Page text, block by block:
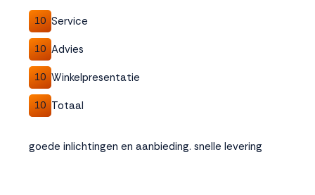
10 Service
10 Advies
10 Winkelpresentatie
10 Totaal
goede inlichtingen en aanbieding. snelle levering